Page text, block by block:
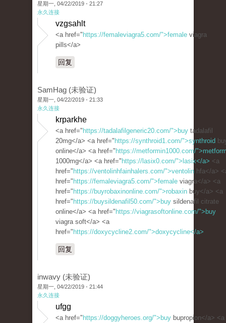
星期一, 04/22/2019 - 21:27
永久连接
vzgsahlt
<a href=" https://femaleviagra5.com/">female viagra
pills</a>
回复
SamHag (未验证)
星期一, 04/22/2019 - 21:33
永久连接
krparkhe
<a href=" https://tadalafilgeneric20.com/">buy tadalafil
20mg</a> <a href=" https://synthroid1.com/">synthroid
online</a> <a href=" https://metformin1000.com/
1000mg</a> <a href=" https://lasix0.com/">lasix</a> <a
href=" https://ventolinhfainhalers.com/">ventolin hfa</a>
href=" https://femaleviagra5.com/">female viagra</a> <a
href=" https://buyrobaxinonline.com/">robaxin buy</a> <a
href=" https://buysildenafil50.com/">buy sildenafil citrate
online</a> <a href=" https://viagrasoftonline.com/">buy
viagra soft</a> <a
href=" https://doxycycline2.com/">doxycycline</a>
回复
inwavy (未验证)
星期一, 04/22/2019 - 21:44
永久连接
ufgg
<a href=" https://doggyheroes.org/">buy bupropion</a> <a